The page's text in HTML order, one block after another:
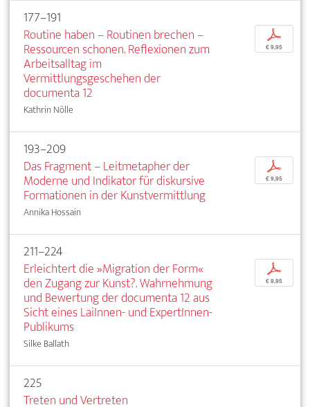
177–191
Routine haben – Routinen brechen –
Ressourcen schonen. Reflexionen zum
Arbeitsalltag im
Vermittlungsgeschehen der
documenta 12
Kathrin Nölle
p
€ 9,95
193–209
Das Fragment – Leitmetapher der
Moderne und Indikator für diskursive
Formationen in der Kunstvermittlung
Annika Hossain
p
€ 9,95
211–224
Erleichtert die »Migration der Form«
den Zugang zur Kunst?. Wahrnehmung
und Bewertung der documenta 12 aus
Sicht eines LaiInnen- und ExpertInnen-
Publikums
Silke Ballath
p
€ 9,95
225
Treten und Vertreten